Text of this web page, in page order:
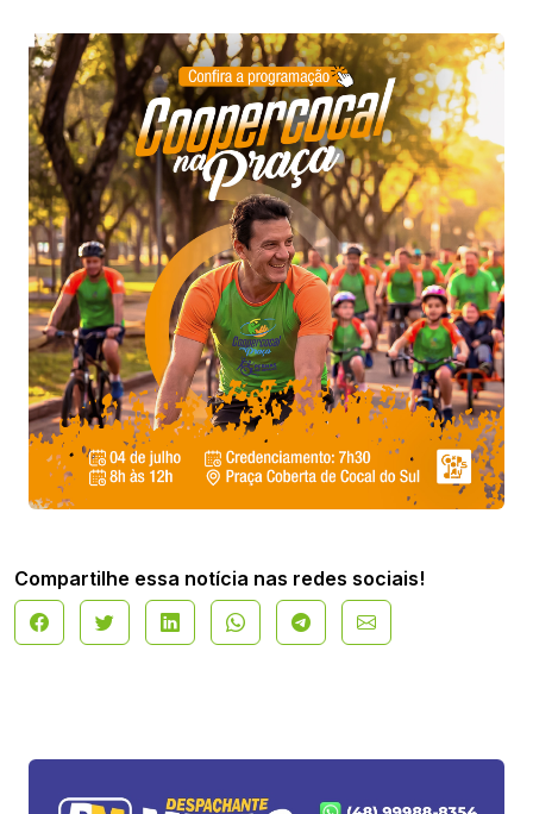
Compartilhe essa notícia nas redes sociais!